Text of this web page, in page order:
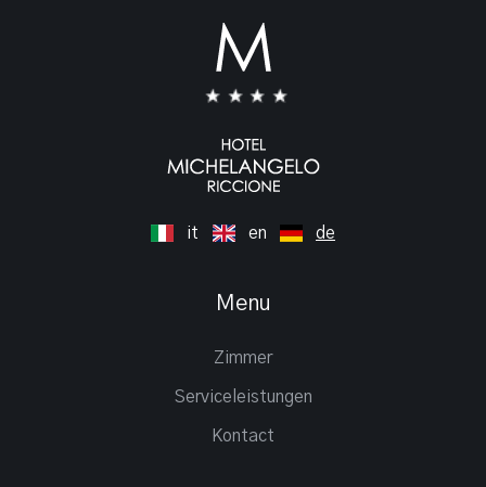
it en de
Menu
Zimmer
Serviceleistungen
Kontact